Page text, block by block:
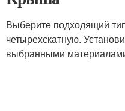
Выберите подходящий
четырехскатную.
выбранными